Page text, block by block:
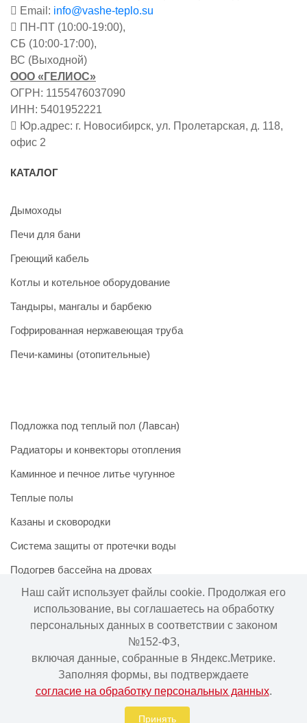
Email: info@vashe-teplo.su
ПН-ПТ (10:00-19:00),
СБ (10:00-17:00),
ВС (Выходной)
ООО «ГЕЛИОС»
ОГРН: 1155476037090
ИНН: 5401952221
Юр.адрес: г. Новосибирск, ул. Пролетарская, д. 118,
офис 2
КАТАЛОГ
Дымоходы
Печи для бани
Греющий кабель
Котлы и котельное оборудование
Тандыры, мангалы и барбекю
Гофрированная нержавеющая труба
Печи-камины (отопительные)
Подложка под теплый пол (Лавсан)
Радиаторы и конвекторы отопления
Каминное и печное литье чугунное
Теплые полы
Казаны и сковородки
Система защиты от протечки воды
Подогрев бассейна на дровах
Информация на сайте не является публичной офертой.
Наличие и цены товара могут меняться, просьба
уточнять у менеджера при подтверждении заказа.
Политика в отношении обработки персональных данных
Наш сайт использует файлы cookie. Продолжая его
использование, вы соглашаетесь на обработку
персональных данных в соответствии с законом
№152-ФЗ,
включая данные, собранные в Яндекс.Метрике.
Заполняя формы, вы подтверждаете
согласие на обработку персональных данных.
Принять